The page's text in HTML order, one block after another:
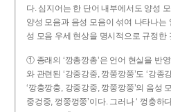
다. 심지어는 한 단어 내부에서도 양성
양성 모음과 음성 모음이 섞여 나타나는
성 모음 우세 현상을 명시적으로 규정한
① 종래의 ‘깡총깡총’은 언어 현실을 반영
와 관련된 ‘강중강중, 깡쭝깡쭝’도 ‘강종
‘깡충깡충, 강중강중, 깡쭝깡쭝’의 음성
중겅중, 껑쭝껑쭝’이다. 그러나 ‘ 껑충하